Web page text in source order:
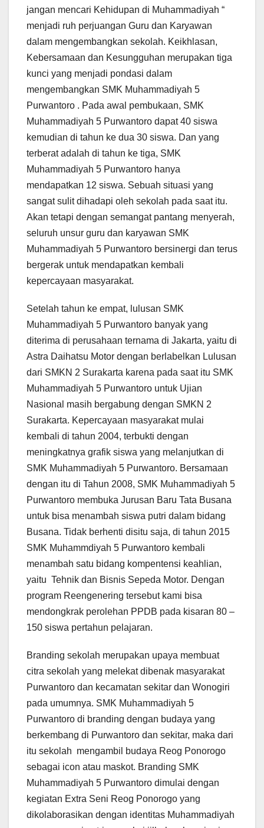
jangan mencari Kehidupan di Muhammadiyah “
menjadi ruh perjuangan Guru dan Karyawan
dalam mengembangkan sekolah. Keikhlasan,
Kebersamaan dan Kesungguhan merupakan tiga
kunci yang menjadi pondasi dalam
mengembangkan SMK Muhammadiyah 5
Purwantoro . Pada awal pembukaan, SMK
Muhammadiyah 5 Purwantoro dapat 40 siswa
kemudian di tahun ke dua 30 siswa. Dan yang
terberat adalah di tahun ke tiga, SMK
Muhammadiyah 5 Purwantoro hanya
mendapatkan 12 siswa. Sebuah situasi yang
sangat sulit dihadapi oleh sekolah pada saat itu.
Akan tetapi dengan semangat pantang menyerah,
seluruh unsur guru dan karyawan SMK
Muhammadiyah 5 Purwantoro bersinergi dan terus
bergerak untuk mendapatkan kembali
kepercayaan masyarakat.
Setelah tahun ke empat, lulusan SMK
Muhammadiyah 5 Purwantoro banyak yang
diterima di perusahaan ternama di Jakarta, yaitu di
Astra Daihatsu Motor dengan berlabelkan Lulusan
dari SMKN 2 Surakarta karena pada saat itu SMK
Muhammadiyah 5 Purwantoro untuk Ujian
Nasional masih bergabung dengan SMKN 2
Surakarta. Kepercayaan masyarakat mulai
kembali di tahun 2004, terbukti dengan
meningkatnya grafik siswa yang melanjutkan di
SMK Muhammadiyah 5 Purwantoro. Bersamaan
dengan itu di Tahun 2008, SMK Muhammadiyah 5
Purwantoro membuka Jurusan Baru Tata Busana
untuk bisa menambah siswa putri dalam bidang
Busana. Tidak berhenti disitu saja, di tahun 2015
SMK Muhammdiyah 5 Purwantoro kembali
menambah satu bidang kompentensi keahlian,
yaitu Tehnik dan Bisnis Sepeda Motor. Dengan
program Reengenering tersebut kami bisa
mendongkrak perolehan PPDB pada kisaran 80 –
150 siswa pertahun pelajaran.
Branding sekolah merupakan upaya membuat
citra sekolah yang melekat dibenak masyarakat
Purwantoro dan kecamatan sekitar dan Wonogiri
pada umumnya. SMK Muhammadiyah 5
Purwantoro di branding dengan budaya yang
berkembang di Purwantoro dan sekitar, maka dari
itu sekolah mengambil budaya Reog Ponorogo
sebagai icon atau maskot. Branding SMK
Muhammadiyah 5 Purwantoro dimulai dengan
kegiatan Extra Seni Reog Ponorogo yang
dikolaborasikan dengan identitas Muhammadiyah